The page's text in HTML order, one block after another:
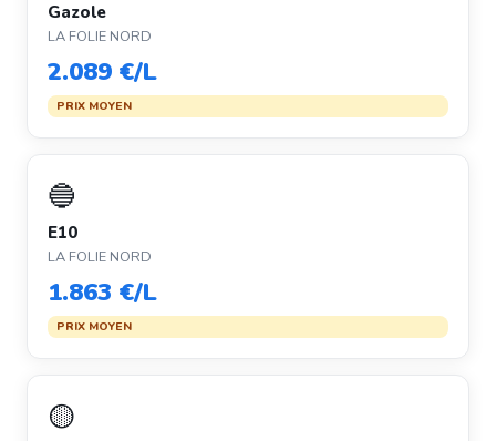
Gazole
LA FOLIE NORD
2.089 €/L
PRIX MOYEN
🔵
E10
LA FOLIE NORD
1.863 €/L
PRIX MOYEN
🟡